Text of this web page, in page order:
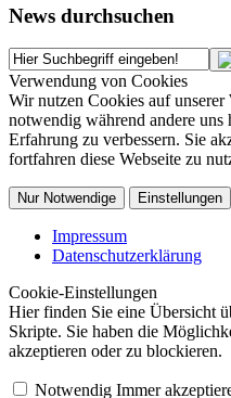
News durchsuchen
Verwendung von Cookies
Wir nutzen Cookies auf
notwendig während andere uns
Erfahrung zu verbessern. Sie
fortfahren diese Webseite zu
Nur Notwendige Einstellungen
Impressum
Datenschutzerklärung
Cookie-Einstellungen
Hier finden Sie eine Übersicht
Skripte. Sie haben die
akzeptieren oder zu blockieren.
Notwendig Immer